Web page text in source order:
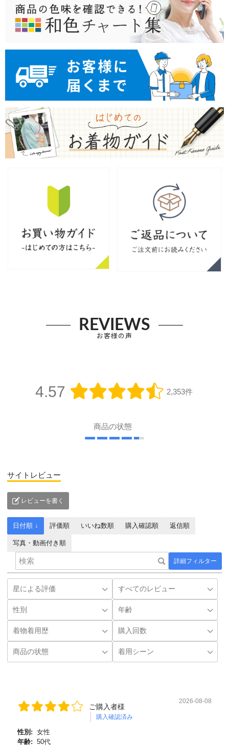
REVIEWS
お客様の声
4.57 2,353件
商品の状態
サイトレビュー
レビューを書く
詳細フィルター
日付順 ↓ 評価順 いいね数順 購入確認順 返信順
写真・動画付き順
ご購入者様
購入確認済み
2026-08-08
性別: 女性
年齢: 50代